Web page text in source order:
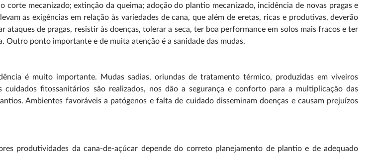
corte mecanizado; extinção da queima; adoção do plantio mecanizado, incidência de novas pragas e
as exigências em relação às variedades de cana, que além de eretas, ricas e produtivas, deverão
ataques de pragas, resistir às doenças, tolerar a seca, ter boa performance em solos mais fracos e ter
Outro ponto importante e de muita atenção é a sanidade das mudas.
é muito importante. Mudas sadias, oriundas de tratamento térmico, produzidas em viveiros
cuidados fitossanitários são realizados, nos dão a segurança e conforto para a multiplicação das
Ambientes favoráveis a patógenos e falta de cuidado disseminam doenças e causam prejuízos
produtividades da cana-de-açúcar depende do correto planejamento de plantio e de adequado